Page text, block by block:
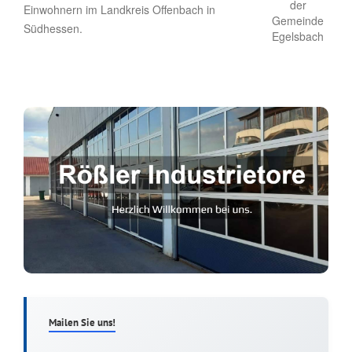
Einwohnern im Landkreis Offenbach in
Südhessen.
Mailen Sie uns!